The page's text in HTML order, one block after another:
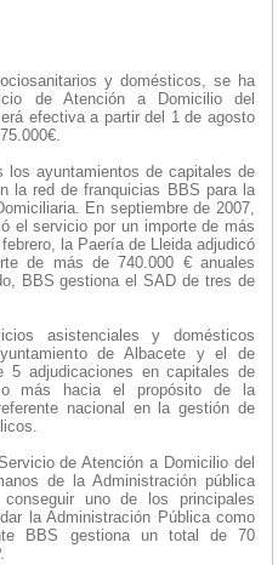
y domésticos, se ha
de Atención a Domicilio del
efectiva a partir del 1 de agosto
ayuntamientos de capitales de
la red de franquicias BBS para la
En septiembre de 2007,
el servicio por un importe de más
la Paería de Lleida adjudicó
de más de 740.000 € anuales
BBS gestiona el SAD de tres de
asistenciales y domésticos
de Albacete y el de
5 adjudicaciones en capitales de
más hacia el propósito de la
nacional en la gestión de
de Atención a Domicilio del
de la Administración pública
uno de los principales
la Administración Pública como
BBS gestiona un total de 70